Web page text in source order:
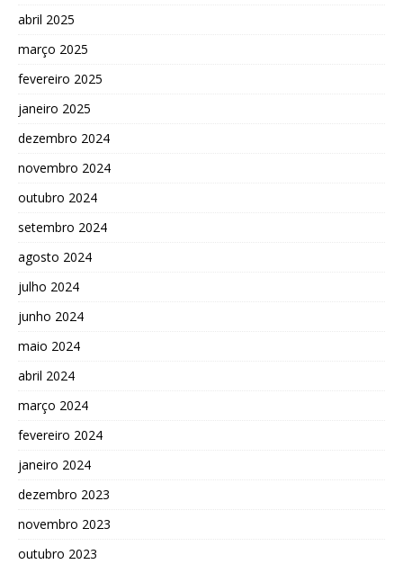
abril 2025
março 2025
fevereiro 2025
janeiro 2025
dezembro 2024
novembro 2024
outubro 2024
setembro 2024
agosto 2024
julho 2024
junho 2024
maio 2024
abril 2024
março 2024
fevereiro 2024
janeiro 2024
dezembro 2023
novembro 2023
outubro 2023